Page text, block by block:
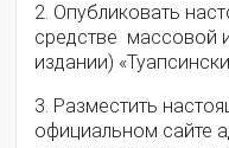
2. Опубликовать
средстве массовой
издании)
3. Разместить
официальном сайте